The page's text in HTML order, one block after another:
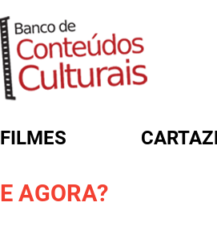
FILMES
E AGORA?FORMULÁRIO